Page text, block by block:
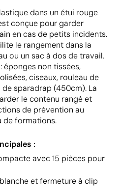
dans un étui rouge
conçue pour garder
en cas de petits incidents.
le rangement dans la
ou un sac à dos de travail.
éponges non tissées,
ciseaux, rouleau de
sparadrap (450cm). La
le contenu rangé et
de prévention au
de formations.
:
avec 15 pièces pour
et fermeture à clip